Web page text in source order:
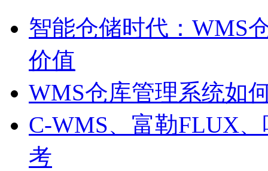
智能仓储时代：WMS
价值
WMS仓库管理系统如
C-WMS、富勒FLUX
考